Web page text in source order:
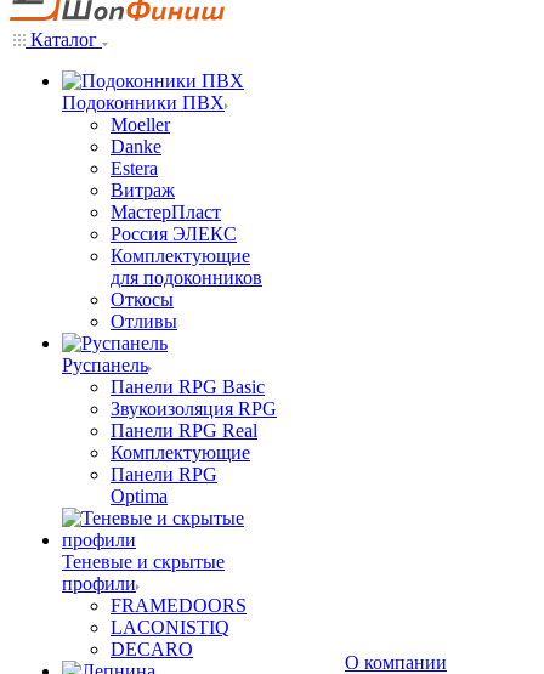
Каталог
Подоконники ПВХ
Moeller
Danke
Estera
Витраж
МастерПласт
Россия ЭЛЕКС
Комплектующие
для подоконников
Откосы
Отливы
Руспанель
Панели RPG Basic
Звукоизоляция RPG
Панели RPG Real
Комплектующие
Панели RPG
Optima
Теневые и скрытые
профили
FRAMEDOORS
LACONISTIQ
DECARO
О компании